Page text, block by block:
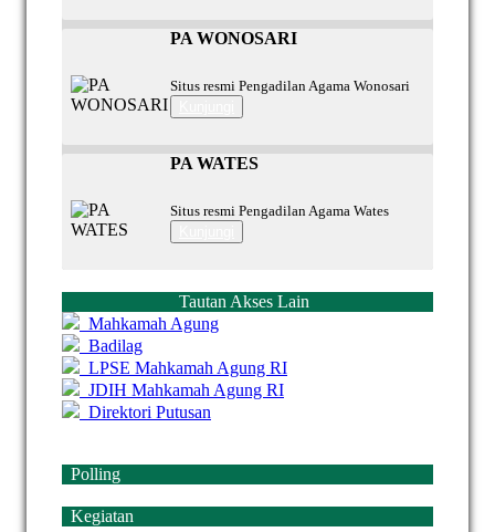
PA WONOSARI
Situs resmi Pengadilan Agama Wonosari
PA WATES
Situs resmi Pengadilan Agama Wates
Tautan Akses Lain
Mahkamah Agung
Badilag
LPSE Mahkamah Agung RI
JDIH Mahkamah Agung RI
Direktori Putusan
Polling
Kegiatan